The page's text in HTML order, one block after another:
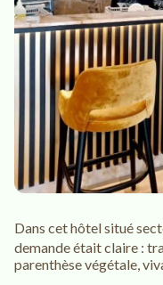
Dans cet hôtel situé
demande était claire :
parenthèse végétale,